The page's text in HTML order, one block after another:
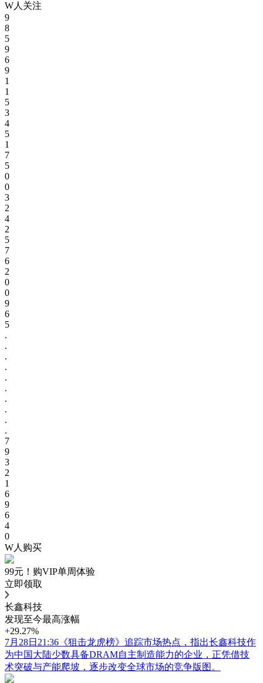
W人关注
9
8
5
9
6
9
1
1
5
3
4
5
1
7
5
0
0
3
2
4
2
5
7
6
2
0
0
9
6
5
.
.
.
.
.
.
.
.
.
.
7
9
3
2
1
6
9
6
4
0
W人购买
99元！购VIP单周体验
立即领取
长鑫科技
发现至今最高涨幅
+29.27%
7月28日21:36《狙击龙虎榜》追踪市场热点，指出长鑫科技作
为中国大陆少数具备DRAM自主制造能力的企业，正凭借技
术突破与产能爬坡，逐步改变全球市场的竞争版图。